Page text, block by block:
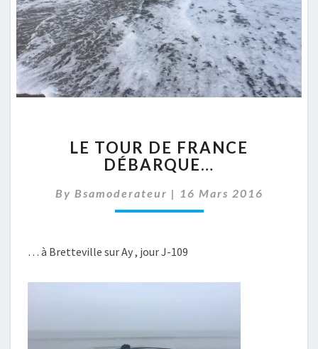
TOUR
DE
DÉBARQUE…
LE TOUR DE FRANCE
DÉBARQUE…
By Bsamoderateur | 16 Mars 2016
… à Bretteville sur Ay , jour J-109